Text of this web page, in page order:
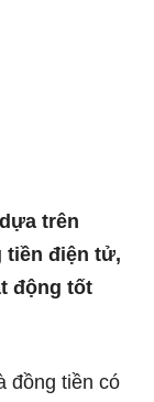
trên
tiền điện tử,
động tốt
đồng tiền có